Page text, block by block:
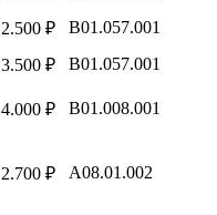
2.500 ₽
B01.057.001
3.500 ₽
B01.057.001
4.000 ₽
B01.008.001
2.700 ₽ A08.01.002